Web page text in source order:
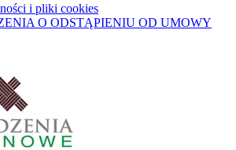
i pliki cookies
O ODSTĄPIENIU OD UMOWY